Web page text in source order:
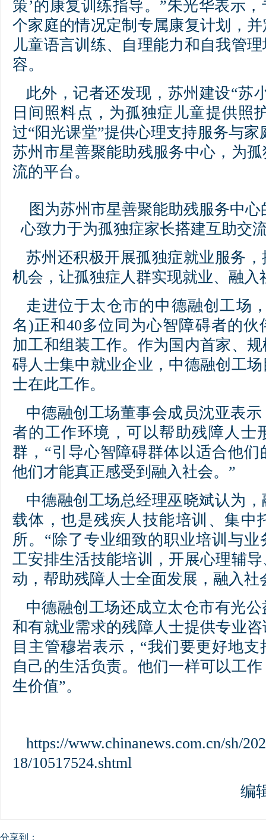
策’的康复训练指导。”朱光华表示
个家庭的情况定制专属康复计划，
儿童语言训练、自理能力和自我管
容。
此外，记者还发现，苏州建设“苏
日间照料点，为孤独症儿童提供照
过“阳光课堂”提供心理支持服务与
苏州市星善聚能助残服务中心，为
流的平台。
图为苏州市星善聚能助残服务中
心致力于为孤独症家长搭建互助交
苏州还积极开展孤独症就业服务
机会，让孤独症人群实现就业、融入
走进位于太仓市的中德融创工场
名)正和40多位同为心智障碍者的伙
加工和组装工作。作为国内首家、
碍人士集中就业企业，中德融创工
士在此工作。
中德融创工场董事会成员沈亚表
者的工作环境，可以帮助残障人士
群，“引导心智障碍群体以适合他
他们才能真正感受到融入社会。”
中德融创工场总经理巫晓斌认为
载体，也是残疾人技能培训、集中
所。“除了专业细致的职业培训与
工安排生活技能培训，开展心理辅
动，帮助残障人士全面发展，融入社
中德融创工场还成立太仓市有光
和有就业需求的残障人士提供专业
目主管穆岩表示，“我们要更好地
自己的生活负责。他们一样可以工
生价值”。
https://www.chinanews.com.cn/sh/
18/10517524.shtml
编
分享到：